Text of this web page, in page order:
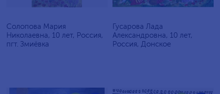
Солопова Мария
Николаевна, 10 лет, Россия,
пгт. Змиёвка
Гусарова Лада
Александровна, 10 лет,
Россия, Донское